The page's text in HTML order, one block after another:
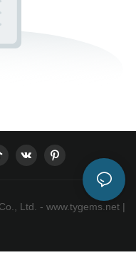
Ltd. - www.tygems.net |